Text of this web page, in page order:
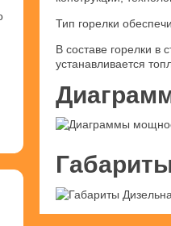
Тип горелки
В составе горелки в
устанавливается